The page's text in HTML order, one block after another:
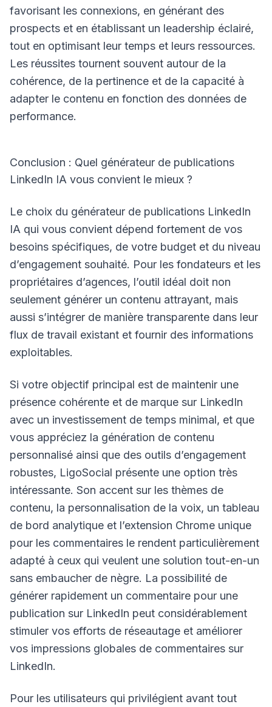
favorisant les connexions, en générant des
prospects et en établissant un leadership éclairé,
tout en optimisant leur temps et leurs ressources.
Les réussites tournent souvent autour de la
cohérence, de la pertinence et de la capacité à
adapter le contenu en fonction des données de
performance.
Conclusion : Quel générateur de publications
LinkedIn IA vous convient le mieux ?
Le choix du générateur de publications LinkedIn
IA qui vous convient dépend fortement de vos
besoins spécifiques, de votre budget et du niveau
d’engagement souhaité. Pour les fondateurs et les
propriétaires d’agences, l’outil idéal doit non
seulement générer un contenu attrayant, mais
aussi s’intégrer de manière transparente dans leur
flux de travail existant et fournir des informations
exploitables.
Si votre objectif principal est de maintenir une
présence cohérente et de marque sur LinkedIn
avec un investissement de temps minimal, et que
vous appréciez la génération de contenu
personnalisé ainsi que des outils d’engagement
robustes, LigoSocial présente une option très
intéressante. Son accent sur les thèmes de
contenu, la personnalisation de la voix, un tableau
de bord analytique et l’extension Chrome unique
pour les commentaires le rendent particulièrement
adapté à ceux qui veulent une solution tout-en-un
sans embaucher de nègre. La possibilité de
générer rapidement un commentaire pour une
publication sur LinkedIn peut considérablement
stimuler vos efforts de réseautage et améliorer
vos impressions globales de commentaires sur
LinkedIn.
Pour les utilisateurs qui privilégient avant tout